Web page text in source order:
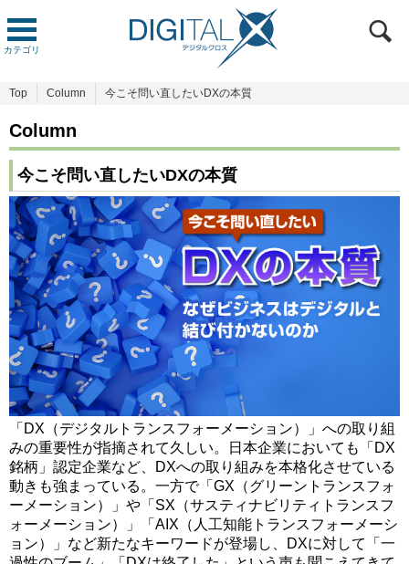
カテゴリ
Top Column 今こそ問い直したいDXの本質
Column
今こそ問い直したいDXの本質
「DX（デジタルトランスフォーメーション）」への取り組
みの重要性が指摘されて久しい。日本企業においても「DX
銘柄」認定企業など、DXへの取り組みを本格化させている
動きも強まっている。一方で「GX（グリーントランスフォ
ーメーション）」や「SX（サスティナビリティトランスフ
ォーメーション）」「AIX（人工知能トランスフォーメーシ
ョン）」など新たなキーワードが登場し、DXに対して「一